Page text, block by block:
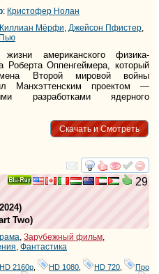
: Кристофер Нолан
Киллиан Мёрфи, Джейсон Пфистер,
жизни американского физика-
Роберта Оппенгеймера, который
Второй мировой войны
Манхэттенским проектом —
разработками ядерного
Скачать и Смотреть
смотреть
29
Two)
Зарубежный фильм
Фантастика
HD 2160р HD 1080 HD 720 Про